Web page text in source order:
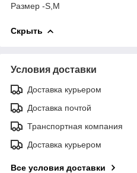
Размер -S,M
Скрыть
Условия доставки
Доставка курьером
Доставка почтой
Транспортная компания
Доставка курьером
Все условия доставки